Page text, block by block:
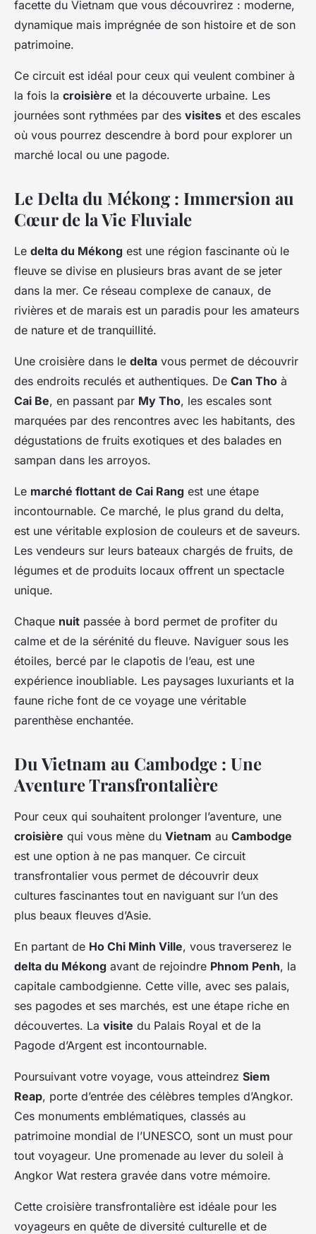
facette du Vietnam que vous découvrirez : moderne,
dynamique mais imprégnée de son histoire et de son
patrimoine.
Ce circuit est idéal pour ceux qui veulent combiner à
la fois la croisière et la découverte urbaine. Les
journées sont rythmées par des visites et des escales
où vous pourrez descendre à bord pour explorer un
marché local ou une pagode.
Le Delta du Mékong : Immersion au
Cœur de la Vie Fluviale
Le delta du Mékong est une région fascinante où le
fleuve se divise en plusieurs bras avant de se jeter
dans la mer. Ce réseau complexe de canaux, de
rivières et de marais est un paradis pour les amateurs
de nature et de tranquillité.
Une croisière dans le delta vous permet de découvrir
des endroits reculés et authentiques. De Can Tho à
Cai Be, en passant par My Tho, les escales sont
marquées par des rencontres avec les habitants, des
dégustations de fruits exotiques et des balades en
sampan dans les arroyos.
Le marché flottant de Cai Rang est une étape
incontournable. Ce marché, le plus grand du delta,
est une véritable explosion de couleurs et de saveurs.
Les vendeurs sur leurs bateaux chargés de fruits, de
légumes et de produits locaux offrent un spectacle
unique.
Chaque nuit passée à bord permet de profiter du
calme et de la sérénité du fleuve. Naviguer sous les
étoiles, bercé par le clapotis de l’eau, est une
expérience inoubliable. Les paysages luxuriants et la
faune riche font de ce voyage une véritable
parenthèse enchantée.
Du Vietnam au Cambodge : Une
Aventure Transfrontalière
Pour ceux qui souhaitent prolonger l’aventure, une
croisière qui vous mène du Vietnam au Cambodge
est une option à ne pas manquer. Ce circuit
transfrontalier vous permet de découvrir deux
cultures fascinantes tout en naviguant sur l’un des
plus beaux fleuves d’Asie.
En partant de Ho Chi Minh Ville, vous traverserez le
delta du Mékong avant de rejoindre Phnom Penh, la
capitale cambodgienne. Cette ville, avec ses palais,
ses pagodes et ses marchés, est une étape riche en
découvertes. La visite du Palais Royal et de la
Pagode d’Argent est incontournable.
Poursuivant votre voyage, vous atteindrez Siem
Reap, porte d’entrée des célèbres temples d’Angkor.
Ces monuments emblématiques, classés au
patrimoine mondial de l’UNESCO, sont un must pour
tout voyageur. Une promenade au lever du soleil à
Angkor Wat restera gravée dans votre mémoire.
Cette croisière transfrontalière est idéale pour les
voyageurs en quête de diversité culturelle et de